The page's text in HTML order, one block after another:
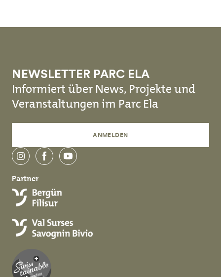
NEWSLETTER PARC ELA
Informiert über News, Projekte und
Veranstaltungen im Parc Ela
ANMELDEN
instagramfacebookyoutube
Partner